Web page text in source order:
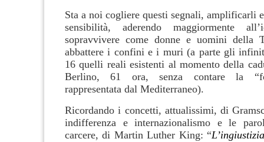
Sta a noi cogliere questi segnali, amplificarli
sensibilità, aderendo maggiormente
sopravvivere come donne e uomini della
abbattere i confini e i muri (a parte gli
16 quelli reali esistenti al momento della
Berlino, 61 ora, senza contare la
rappresentata dal Mediterraneo).
Ricordando i concetti, attualissimi, di
indifferenza e internazionalismo e le
carcere, di Martin Luther King: “